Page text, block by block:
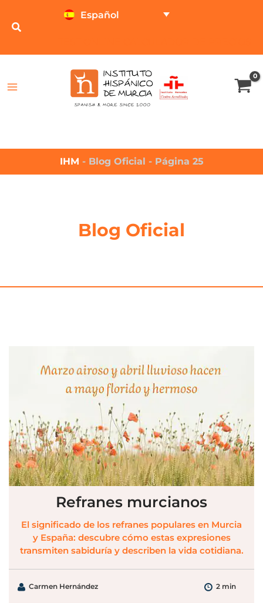
Español
IHM - Blog Oficial - Página 25
Blog Oficial
Refranes murcianos
El significado de los refranes populares en Murcia
y España: descubre cómo estas expresiones
transmiten sabiduría y describen la vida cotidiana.
Carmen Hernández 2 min